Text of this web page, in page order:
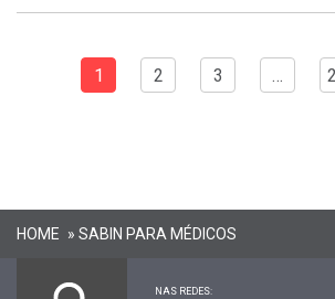
1 2 3 …
HOME » SABIN PARA MÉDICOS
NAS REDES: